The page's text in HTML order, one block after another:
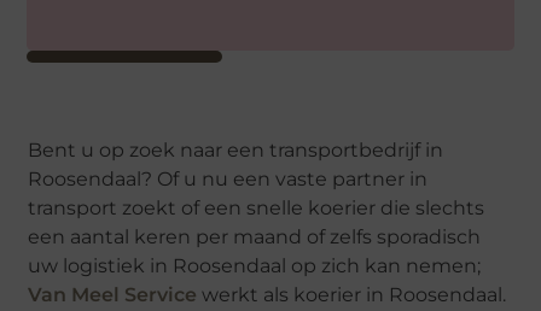
Bent u op zoek naar een transportbedrijf in
Roosendaal? Of u nu een vaste partner in
transport zoekt of een snelle koerier die slechts
een aantal keren per maand of zelfs sporadisch
uw logistiek in Roosendaal op zich kan nemen;
Van Meel Service werkt als koerier in Roosendaal.